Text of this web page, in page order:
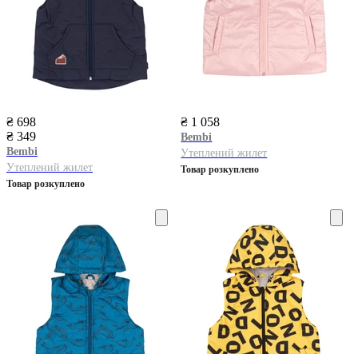
₴ 698
₴ 349
Bembi
Утеплений жилет
Товар розкуплено
₴ 1 058
Bembi
Утеплений жилет
Товар розкуплено